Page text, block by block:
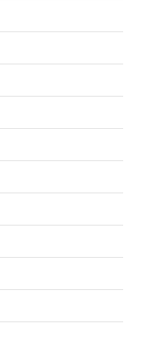
को निःशुल्क दी
7, 2026
भारत सरकार द्वारा